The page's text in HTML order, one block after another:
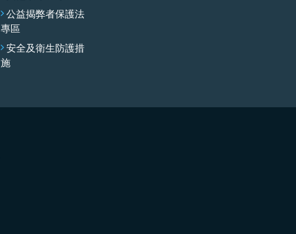
公益揭弊者保護法
專區
安全及衛生防護措
施